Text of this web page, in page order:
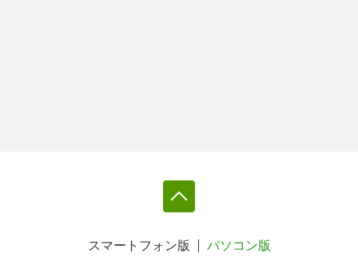
スマートフォン版 パソコン版